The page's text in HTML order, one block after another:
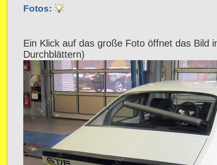
Fotos:
Ein Klick auf das große Foto öffnet das Bild
Durchblättern)